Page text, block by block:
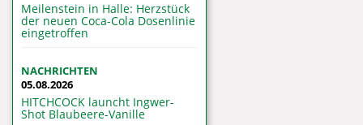
Meilenstein in Halle: Herzstück
der neuen Coca-Cola Dosenlinie
eingetroffen
NACHRICHTEN
05.08.2026
HITCHCOCK launcht Ingwer-
Shot Blaubeere-Vanille